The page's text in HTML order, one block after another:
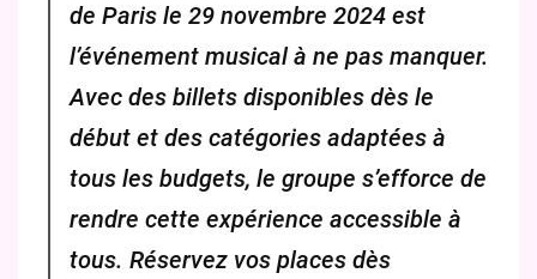
de Paris le 29 novembre 2024 est
l’événement musical à ne pas manquer.
Avec des billets disponibles dès le
début et des catégories adaptées à
tous les budgets, le groupe s’efforce de
rendre cette expérience accessible à
tous. Réservez vos places dès